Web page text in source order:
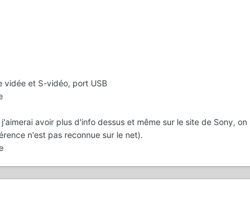
vidée et S-vidéo, port USB
avoir plus d'info dessus et même sur le site de Sony,
n'est pas reconnue sur le net).